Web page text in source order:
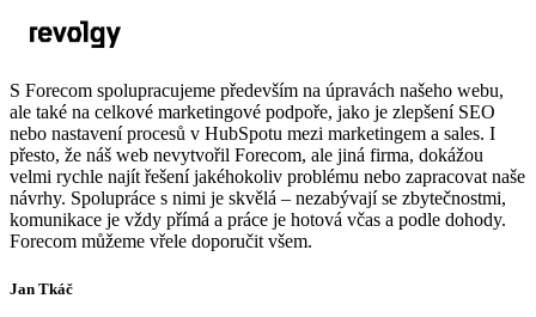
S Forecom spolupracujeme především na úpravách našeho webu,
ale také na celkové marketingové podpoře, jako je zlepšení SEO
nebo nastavení procesů v HubSpotu mezi marketingem a sales. I
přesto, že náš web nevytvořil Forecom, ale jiná firma, dokážou
velmi rychle najít řešení jakéhokoliv problému nebo zapracovat naše
návrhy. Spolupráce s nimi je skvělá – nezabývají se zbytečnostmi,
komunikace je vždy přímá a práce je hotová včas a podle dohody.
Forecom můžeme vřele doporučit všem.
Jan Tkáč